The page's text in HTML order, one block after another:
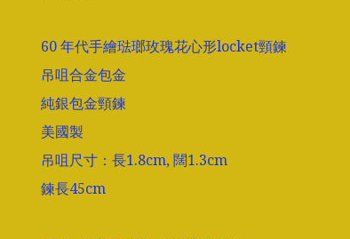
60 年代手繪琺瑯玫瑰花心形locket頸鍊
吊咀合金包金
純銀包金頸鍊
美國製
吊咀尺寸：長1.8cm, 闊1.3cm
鍊長45cm